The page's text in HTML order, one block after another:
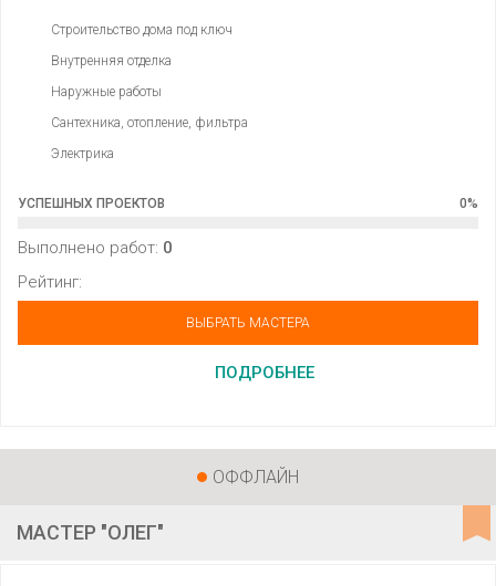
Строительство дома под ключ
Внутренняя отделка
Наружные работы
Сантехника, отопление, фильтра
Электрика
УСПЕШНЫХ ПРОЕКТОВ 0%
Выполнено работ: 0
Рейтинг:
ВЫБРАТЬ МАСТЕРА
ПОДРОБНЕЕ
ОФФЛАЙН
МАСТЕР "ОЛЕГ"